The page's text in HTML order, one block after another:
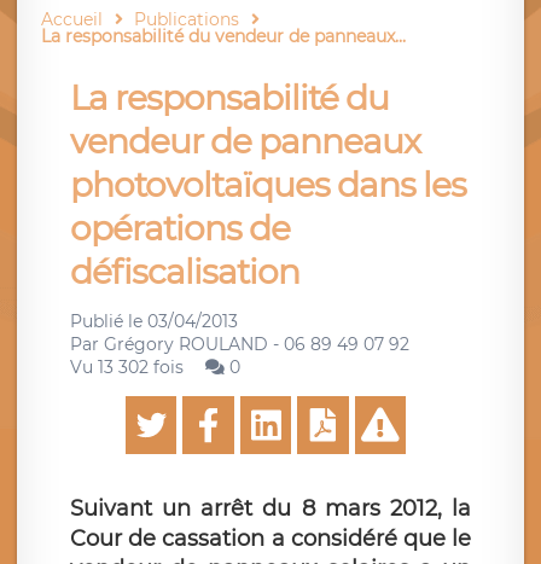
Accueil Publications
La responsabilité du vendeur de panneaux...
La responsabilité du
vendeur de panneaux
photovoltaïques dans les
opérations de
défiscalisation
Publié le 03/04/2013
Par Grégory ROULAND - 06 89 49 07 92
Vu 13 302 fois
0
Suivant un arrêt du 8 mars 2012, la
Cour de cassation a considéré que le